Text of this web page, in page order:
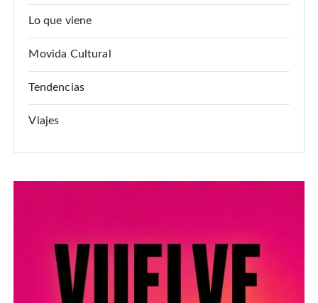
Lo que viene
Movida Cultural
Tendencias
Viajes